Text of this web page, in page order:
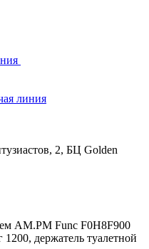
линия
2, БЦ Golden
AM.PM Func F0H8F900
держатель туалетной